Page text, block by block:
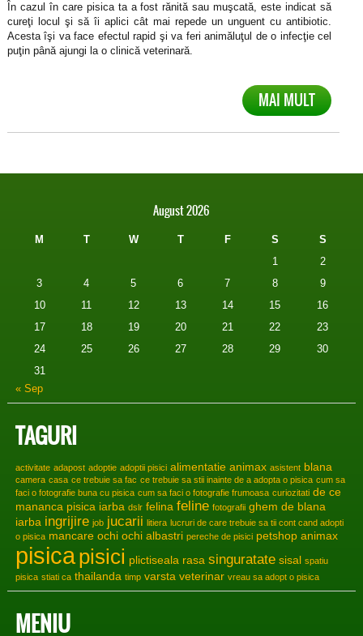
În cazul în care pisica ta a fost rănită sau muşcată, este indicat să
cureţi locul şi să îi aplici cât mai repede un unguent cu antibiotic.
Acesta îşi va face efectul rapid şi va feri animăluţul de o infecţie cel
puţin până ajungi la o clinică veterinară.
MAI MULT
August 2026
M T W T F S
S
1
2
3
4 5 6 7 8
9
10
11 12 13 14 15
16
17
18 19 20 21 22
23
24
25 26 27 28 29
30
31
« Sep
TAGURI
activitate adapost adoptie adoptii pisici alimentatie animax asistent blana
camera casa ce trebuie sa fac ce trebuie sa stii inainte de a adopta o pisica cum sa
faci o fotografie buna cu pisica cum sa faci o fotografie frumoasa curiozitati de ce
mananca pisica iarba dslr felina feline fotografii ghem de blana
iarba ingrijire job jucarii litiera lucruri de care trebuie sa tii cont cand adopti
o pisica mancare ochi ochi albastri pereche de pisici petshop animax
pisicapisici plictiseala rasa singuratate sisal spatiu
pisica stiati ca thailanda timp varsta veterinar vreau sa adopt o pisica
MENIU